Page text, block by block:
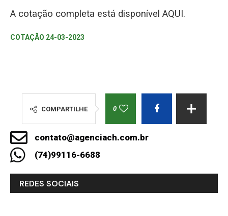
A cotação completa está disponível AQUI.
COTAÇÃO 24-03-2023
COMPARTILHE 0
contato@agenciach.com.br
(74)99116-6688
REDES SOCIAIS